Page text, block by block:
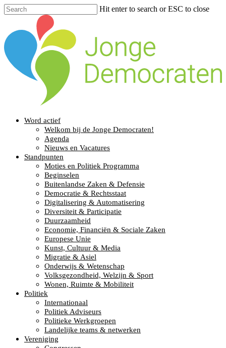
Hit enter to search or ESC to close
Word actief
Welkom bij de Jonge Democraten!
Agenda
Nieuws en Vacatures
Standpunten
Moties en Politiek Programma
Beginselen
Buitenlandse Zaken & Defensie
Democratie & Rechtsstaat
Digitalisering & Automatisering
Diversiteit & Participatie
Duurzaamheid
Economie, Financiën & Sociale Zaken
Europese Unie
Kunst, Cultuur & Media
Migratie & Asiel
Onderwijs & Wetenschap
Volksgezondheid, Welzijn & Sport
Wonen, Ruimte & Mobiliteit
Politiek
Internationaal
Politiek Adviseurs
Politieke Werkgroepen
Landelijke teams & netwerken
Vereniging